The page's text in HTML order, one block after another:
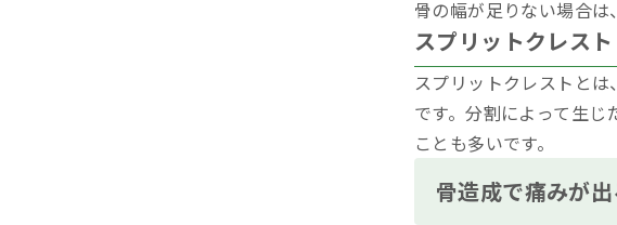
骨の幅が足りない場合は
スプリットクレスト
スプリットクレストと
です。分割によって生
ことも多いです。
骨造成で痛みが